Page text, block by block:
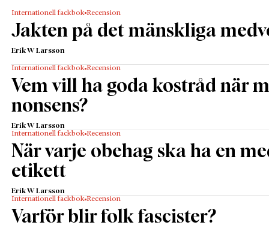
Internationell fackbok Recension
Jakten på det mänskliga
Erik W Larsson
Internationell fackbok Recension
Vem vill ha goda kostråd när
nonsens?
Erik W Larsson
Internationell fackbok Recension
När varje obehag ska ha en
etikett
Erik W Larsson
Internationell fackbok Recension
Varför blir folk fascister?